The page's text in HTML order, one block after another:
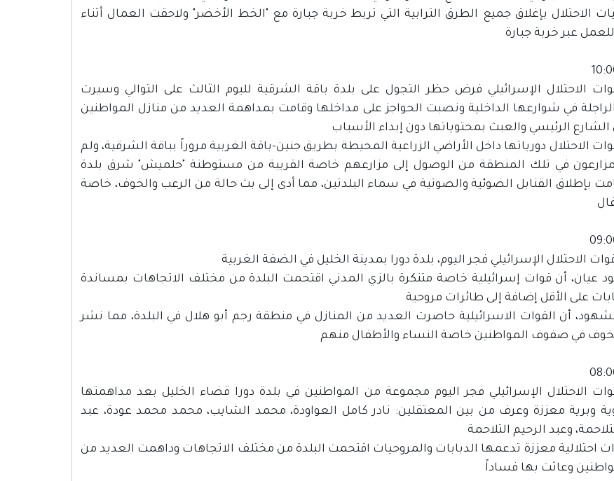
الاحتلال بإغلاق جميع الطرق الترابية التي تربط خربة جبارة مع "الخط الأخضر" ولاحقت العمال أثناء
عبر خربة جبارة
الاحتلال الإسرائيلي فرض حظر التجول على بلدة باقة الشرقية لليوم الثالث على التوالي وسيرت
الراجلة في شوارعها الداخلية ونصبت الحواجز على مداخلها وقامت بمداهمة العديد من منازل المواطنين
الشارع الرئيسي والعبث بمحتوياتها دون إبداء الأسباب
الاحتلال دورياتها داخل الأراضي الزراعية المحيطة بطريق جنين-باقة الغربية مروراً بباقة الشرقية، ولم
في تلك المنطقة من الوصول إلى مزارعهم خاصة القريبة من مستوطنة "حلميش" شرق بلدة
بإطلاق القنابل الضوئية والصوتية في سماء البلدتين، مما أدى إلى بث حالة من الرعب والخوف، خاصة
الاحتلال الإسرائيلي فجر اليوم، بلدة دورا بمدينة الخليل في الضفة الغربية
عيان، أن قوات إسرائيلية خاصة متنكرة بالزي المدني اقتحمت البلدة من مختلف الاتجاهات بمساندة
على الأقل إضافة إلى طائرات مروحية
أن القوات الاسرائيلية حاصرت العديد من المنازل في منطقة رجم أبو هلال في البلدة، مما نشر
في صفوف المواطنين خاصة النساء والأطفال منهم
الاحتلال الإسرائيلي فجر اليوم مجموعة من المواطنين في بلدة دورا قضاء الخليل بعد مداهمتها
وبرية معززة وعرف من بين المعتقلين: نادر كامل العواودة، محمد الشايب، محمد محمد عودة، عبد
وعبد الرحيم التلاحمة
احتلالية معززة تدعمها الدبابات والمروحيات اقتحمت البلدة من مختلف الاتجاهات وداهمت العديد من
وعاثت بها فساداً